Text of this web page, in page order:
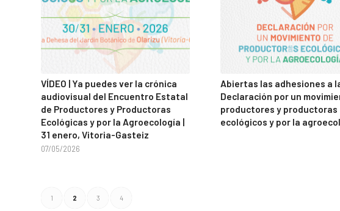
VÍDEO | Ya puedes ver la crónica
audiovisual del Encuentro Estatal
de Productores y Productoras
Ecológicas y por la Agroecología |
31 enero, Vitoria-Gasteiz
07/05/2026
Abiertas las adhesiones a
Declaración por un
productores y productoras
ecológicos y por la
1 2 3 4